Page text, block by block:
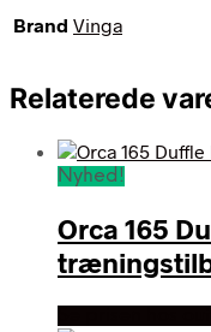
Brand Vinga
Relaterede
Nyhed!
Orca 165